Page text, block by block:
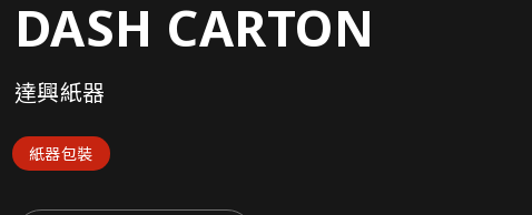
DASH CARTON
達興紙器
紙器包裝